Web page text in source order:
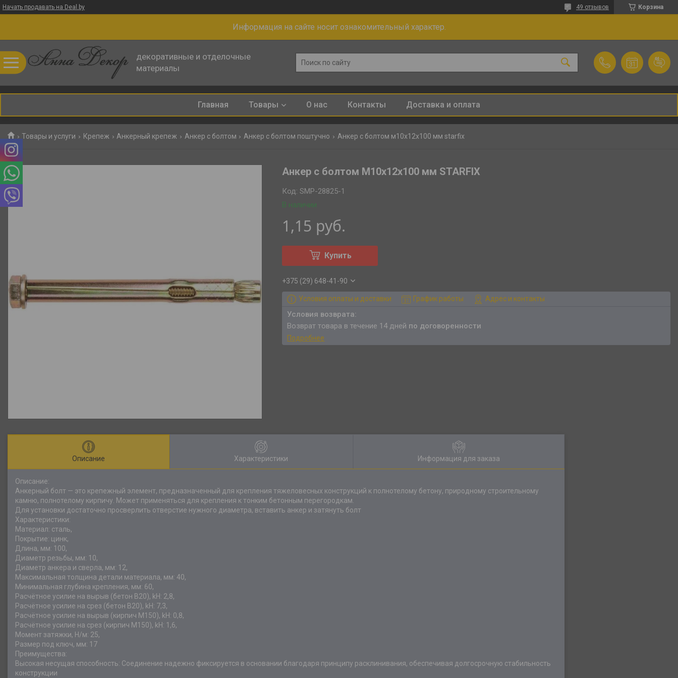
Начать продавать на Deal.by Корзина
49 отзывов
Информация на сайте носит ознакомительный характер.
декоративные и отделочные
материалы
Главная Товары О нас Контакты Доставка и оплата
Товары и услуги Крепеж Анкерный крепеж Анкер с болтом Анкер с болтом поштучно Анкер с болтом м10х12х100 мм starfix
Анкер с болтом М10х12х100 мм STARFIX
В наличии
Код:SMP-28825-1
1,15 руб.
Купить
+375 (29) 648-41-90
Условия оплаты и доставки График работы Адрес и контакты
возврат товара в течение 14 дней по договоренности
Подробнее
Описание Характеристики Информация для заказа
Описание:
Анкерный болт — это крепежный элемент, предназначенный для крепления тяжеловесных конструкций к полнотелому бетону, природному строительному
камню, полнотелому кирпичу. Может применяться для крепления к тонким бетонным перегородкам.
Для установки достаточно просверлить отверстие нужного диаметра, вставить анкер и затянуть болт
Характеристики:
Материал: сталь,
Покрытие: цинк,
Длина, мм: 100,
Диаметр резьбы, мм: 10,
Диаметр анкера и сверла, мм: 12,
Максимальная толщина детали материала, мм: 40,
Минимальная глубина крепления, мм: 60,
Расчётное усилие на вырыв (бетон В20), kH: 2,8,
Расчётное усилие на срез (бетон В20), kH: 7,3,
Расчётное усилие на вырыв (кирпич М150), kH: 0,8,
Расчётное усилие на срез (кирпич М150), kH: 1,6,
Момент затяжки, Н/м: 25,
Размер под ключ, мм: 17
Преимущества:
Высокая несущая способность: Соединение надежно фиксируется в основании благодаря принципу расклинивания, обеспечивая долгосрочную стабильность
конструкции